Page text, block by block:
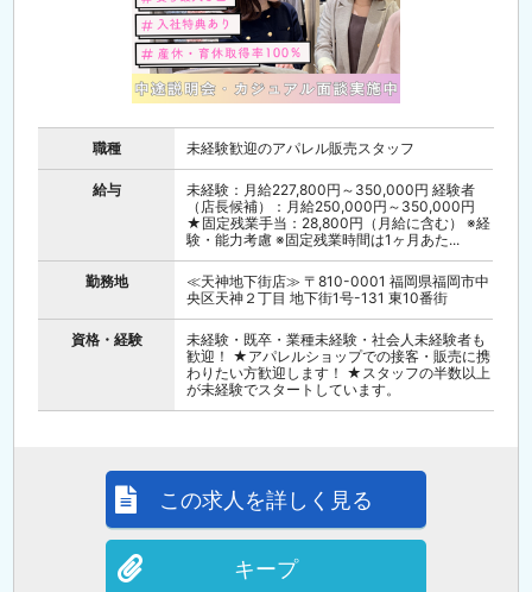
職種 未経験歓迎のアパレル販売スタッフ
給与
未経験：月給227,800円～350,000円 経験者
（店長候補）：月給250,000円～350,000円
★固定残業手当：28,800円（月給に含む） ※経
験・能力考慮 ※固定残業時間は1ヶ月あた...
勤務地
≪天神地下街店≫ 〒810-0001 福岡県福岡市中
央区天神２丁目 地下街1号-131 東10番街
資格・経験
未経験・既卒・業種未経験・社会人未経験者も
歓迎！ ★アパレルショップでの接客・販売に携
わりたい方歓迎します！ ★スタッフの半数以上
が未経験でスタートしています。
この求人を詳しく見る
キープ